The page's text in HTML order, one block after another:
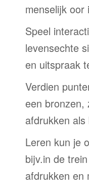
menselijk oor
Speel
levensechte
en uitspraak
Verdien
een bronzen,
afdrukken
Leren kun je
bijv.in de
afdrukken en